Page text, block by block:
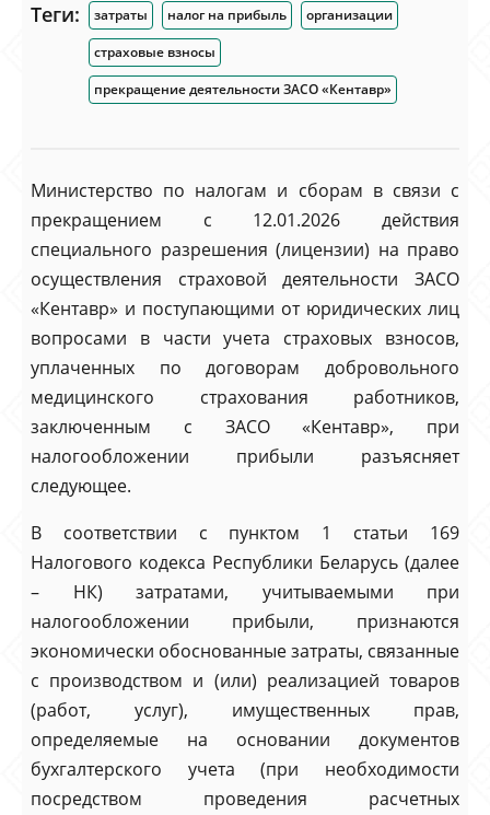
Теги: затраты налог на прибыль
организации
страховые взносы
прекращение деятельности ЗАСО «Кентавр»
Министерство по налогам и сборам в связи с
прекращением с 12.01.2026 действия
специального разрешения (лицензии) на право
осуществления страховой деятельности ЗАСО
«Кентавр» и поступающими от юридических лиц
вопросами в части учета страховых взносов,
уплаченных по договорам добровольного
медицинского страхования работников,
заключенным с ЗАСО «Кентавр», при
налогообложении прибыли разъясняет
следующее.
В соответствии с пунктом 1 статьи 169
Налогового кодекса Республики Беларусь (далее
– НК) затратами, учитываемыми при
налогообложении прибыли, признаются
экономически обоснованные затраты, связанные
с производством и (или) реализацией товаров
(работ, услуг), имущественных прав,
определяемые на основании документов
бухгалтерского учета (при необходимости
посредством проведения расчетных